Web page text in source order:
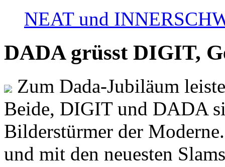
NEAT und
DADA grüsst DIGIT,
Zum Dada-Jubiläum
Beide, DIGIT und DADA
Bilderstürmer der
und mit den neuesten